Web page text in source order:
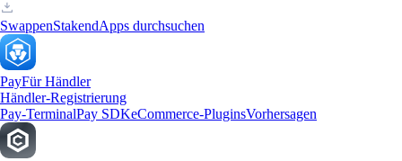
SwappenStakendApps durchsuchen
PayFür Händler
Händler-Registrierung
Pay-TerminalPay SDKeCommerce-PluginsVorhersagen